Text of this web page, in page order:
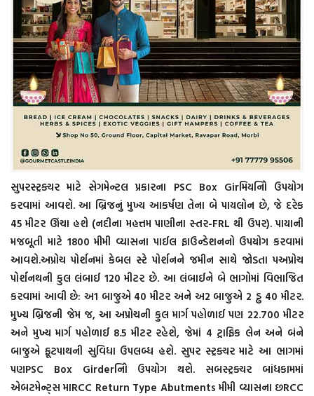
સુપરસ્ટ્રક્ચર માટે સેગમેન્ટલ પ્રકારના PSC Box Girમિયનિો ઉપયોગ
કરવામાં આવશે. આ બ્રિજનું મુખ્ય આકર્ષણ તેના બે પાયલોન છે, જે દરેક
45 મીટર ઊંચા હશે (નદીના મહત્તમ પાણીના સ્તર-FRL થી ઉપર). પાયાની
મજબૂતી માટે 1800 મીમી વ્યાસના પાઈલ ફાઉન્ડેશનનો ઉપયોગ કરવામાં
આવશે.અપ્રોચ પોર્શનમાં કેબલ સ્ટે પોર્શનને જમીન સાથે જોડતા પઅપ્રોચ
પોર્શનથની કુલ લંબાઈ 120 મીટર છે. આ લંબાઈને બે ભાગોમાં વિભાજિત
કરવામાં આવી છે: અ1 બાજુએ 40 મીટર અને અ2 બાજુએ 2 ડ્ઢ 40 મીટર.
મુખ્ય બ્રિજની જેમ જ, આ અપ્રોચની કુલ માર્ગ પહોળાઈ પણ 22.700 મીટર
અને મુખ્ય માર્ગ પહોળાઈ 8.5 મીટર રહેશે, જેમાં 4 ટ્રાફિક લેન અને બંને
બાજુએ ફૂટપાથની સુવિધા ઉપલબ્ધ હશે. સુપર સ્ટ્રક્ચર માટે આ ભાગમાં
પણPSC Box Girderનિો ઉપયોગ થશે. સબસ્ટ્રક્ચર બાંધકામમાં
એબટમેન્ટ્સ માRCC Return Type Abutments મીમી વ્યાસના છRCC